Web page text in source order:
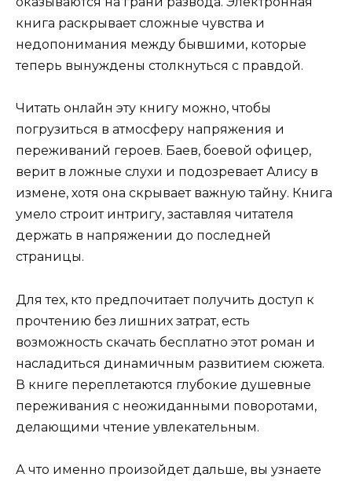
книга раскрывает сложные чувства и
недопонимания между бывшими, которые
теперь вынуждены столкнуться с правдой.
Читать онлайн эту книгу можно, чтобы
погрузиться в атмосферу напряжения и
переживаний героев. Баев, боевой офицер,
верит в ложные слухи и подозревает Алису в
измене, хотя она скрывает важную тайну. Книга
умело строит интригу, заставляя читателя
держать в напряжении до последней
страницы.
Для тех, кто предпочитает получить доступ к
прочтению без лишних затрат, есть
возможность скачать бесплатно этот роман и
насладиться динамичным развитием сюжета.
В книге переплетаются глубокие душевные
переживания с неожиданными поворотами,
делающими чтение увлекательным.
А что именно произойдет дальше, вы узнаете